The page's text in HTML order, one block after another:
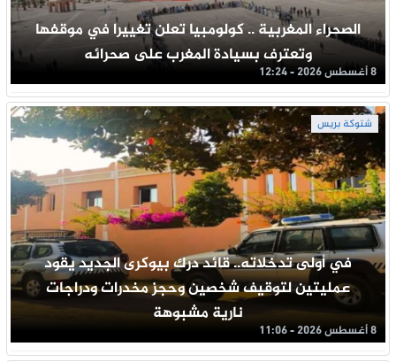
الصحراء المغربية .. كولومبيا تعلن تغييرا في موقفها
وتعترف بسيادة المغرب على صحرائه
8 أغسطس 2026 - 12:24
شتوكة بريس
في أولى تدخلاته.. قائد درك بيوكرى الجديد يقود
عمليتين لتوقيف شخصين وحجز مخدرات ودراجات
نارية مشبوهة
8 أغسطس 2026 - 11:06